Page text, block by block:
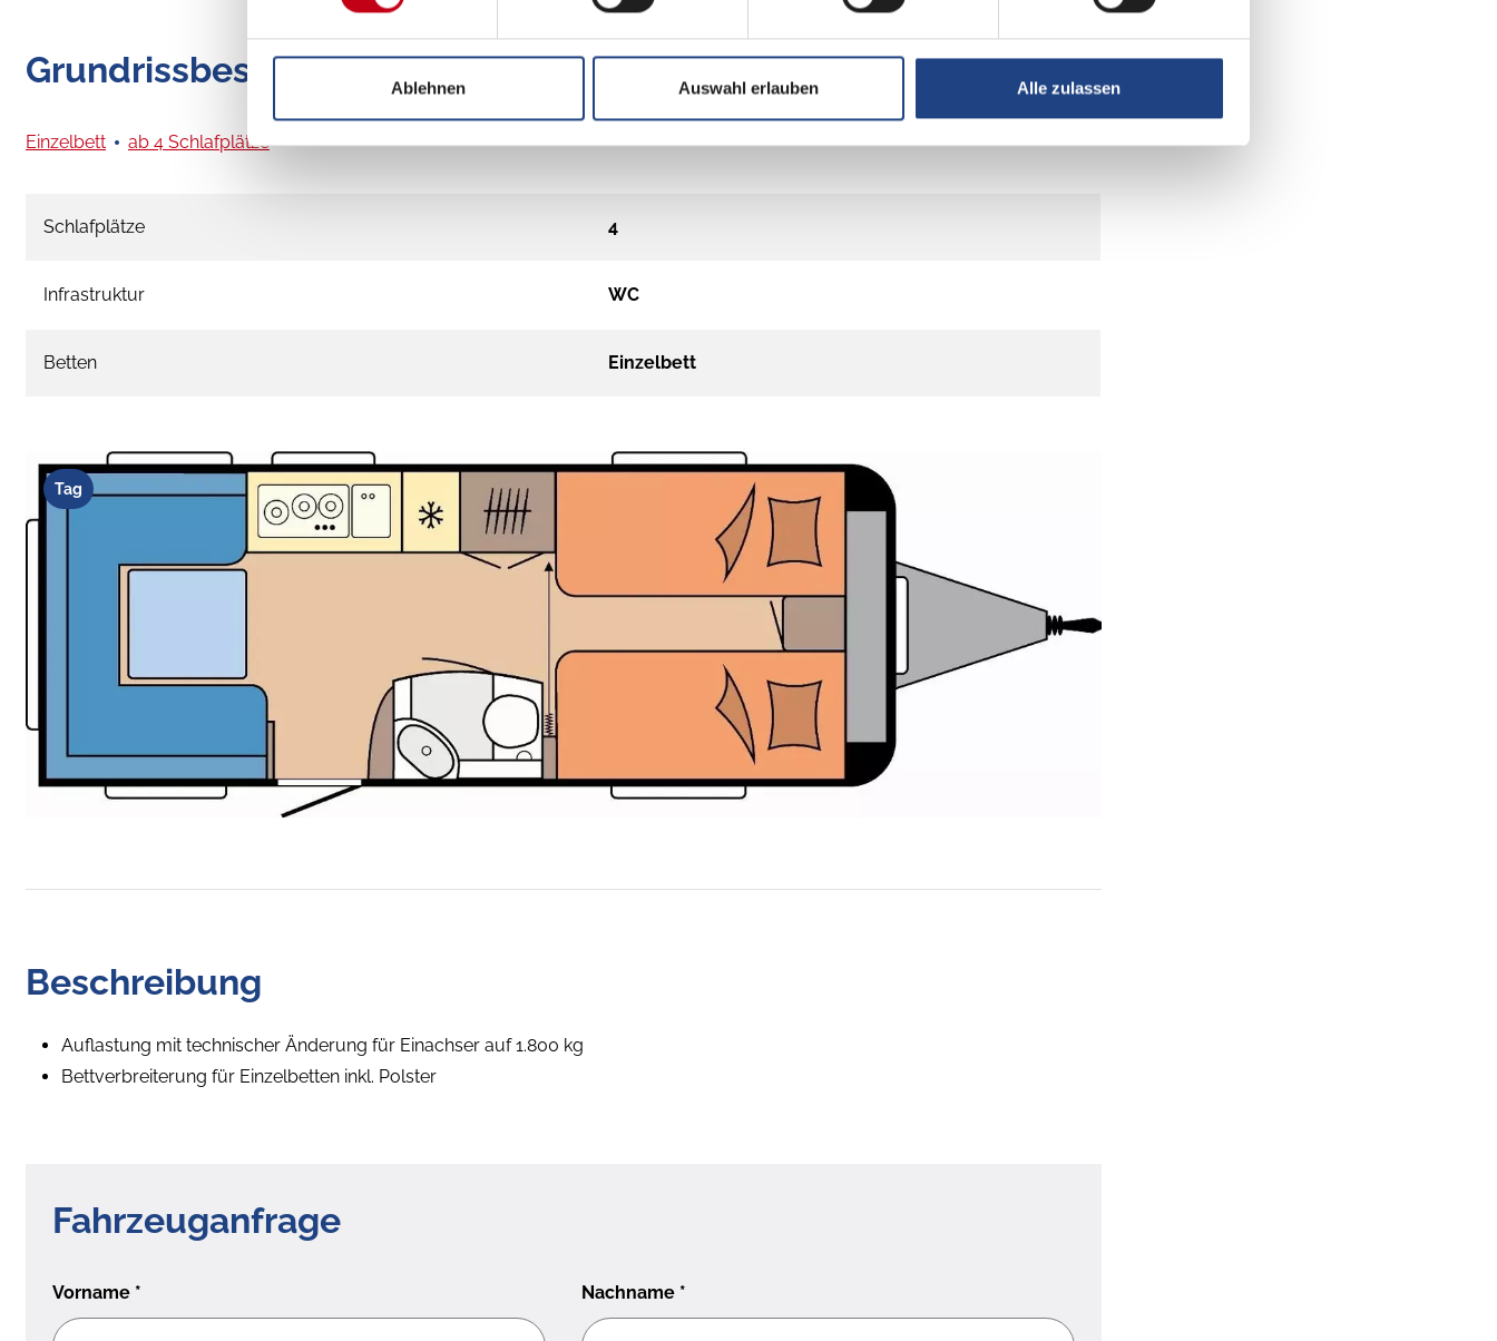
Ablehnen Auswahl erlauben Alle zulassen
Grundrissbeschreibung
Einzelbett ab 4 Schlafplätze
Schlafplätze 4
Infrastruktur WC
Betten Einzelbett
Tag
Beschreibung
Auflastung mit technischer Änderung für Einachser auf 1.800 kg
Bettverbreiterung für Einzelbetten inkl. Polster
Fahrzeuganfrage
Vorname * Nachname *